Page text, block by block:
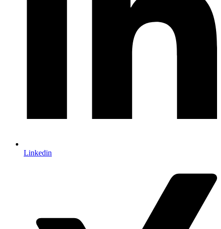
Linkedin